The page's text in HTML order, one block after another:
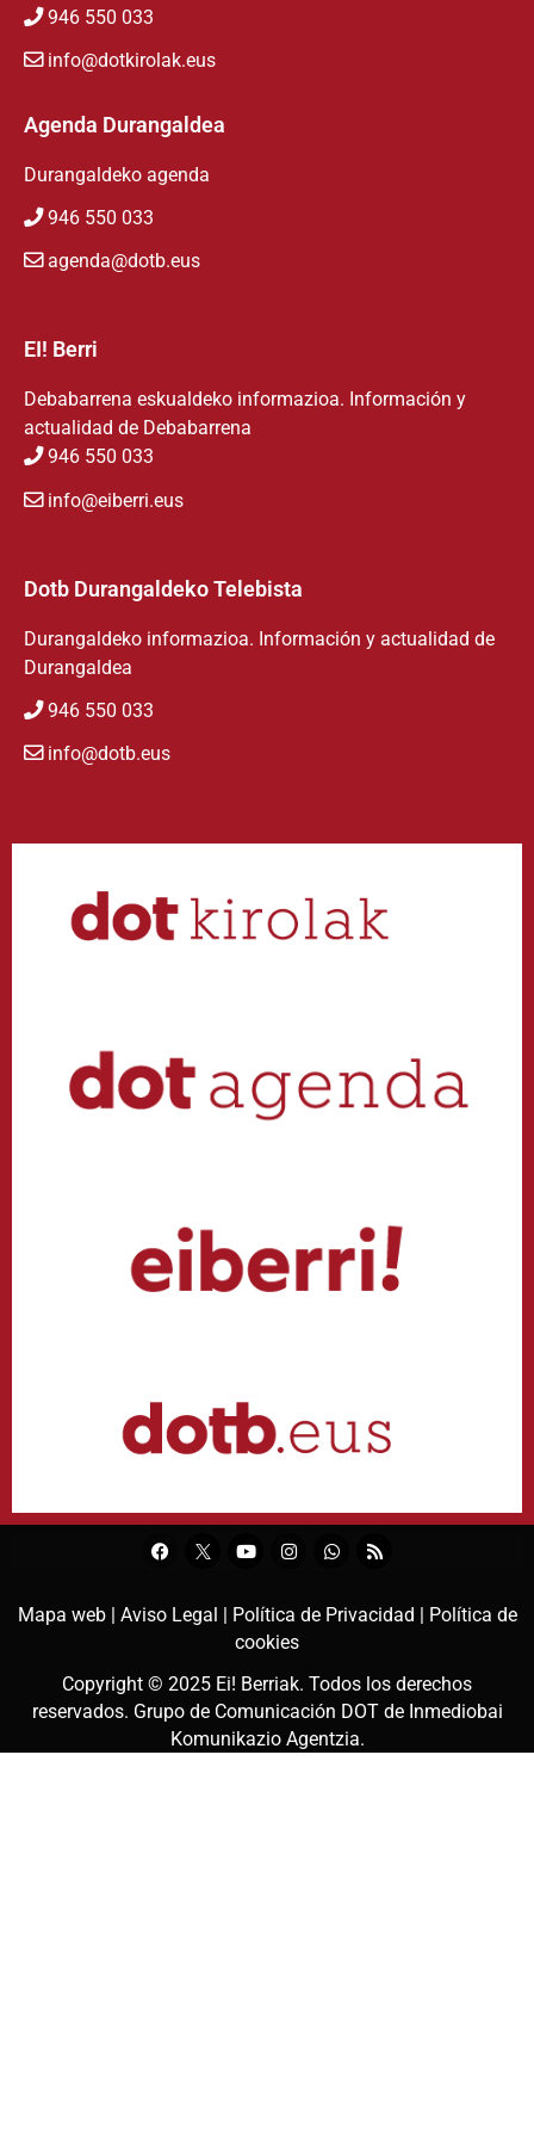
946 550 033
info@dotkirolak.eus
Agenda Durangaldea
Durangaldeko agenda
946 550 033
agenda@dotb.eus
EI! Berri
Debabarrena eskualdeko informazioa. Información y
actualidad de Debabarrena
946 550 033
info@eiberri.eus
Dotb Durangaldeko Telebista
Durangaldeko informazioa. Información y actualidad de
Durangaldea
946 550 033
info@dotb.eus
Mapa web | Aviso Legal | Política de Privacidad |
Política de
cookies
Copyright © 2025 Ei! Berriak. Todos los derechos
reservados. Grupo de Comunicación DOT de Inmediobai
Komunikazio Agentzia.